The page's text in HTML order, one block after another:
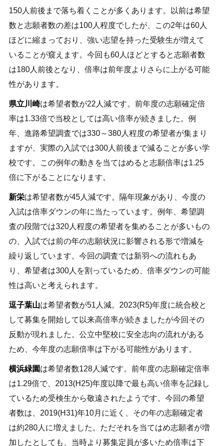
150人前後まで落ち着くことが多くあります。以前は希望
数と志願者数の差は100人程度でしたが、この2年は60人
ほどに縮まっており、強い志望を持った受験生が増えて
いることが窺えます。今回も60人ほどとすると志願者数
は180人前後となり、倍率は前年度よりさらに上がる可能
性があります。
県立川崎は希望者数が22人減です。前年度の志願確定倍
率は1.33倍で当校としては高い倍率が続きました。例
年、進路希望調査では330～380人程度の希望者が集まり
ますが、実際の入試では300人前後まで減ることが多い学
校です。この例年の動きを当てはめると志願倍率は1.25
倍に下がることになります。
新栄は希望者数が45人減です。隔年現象があり、今度の
入試は倍率ダウンの年に当たっています。例年、希望調
査の段階では320人程度の希望者を集めることが多いもの
の、入試では前の年の志願状況に影響される形で増減を
繰り返しています。今回の調査では新羽への流れもあ
り、希望者は300人を割っているため、倍率ダウンの可能
性は高いと考えられます。
逗子葉山は希望者数が51人減。2023(R5)年度に統合校と
して募集を開始して以来高倍率が続きましたが今回その
反動が現れました。公立中堅校に安全志向の流れがある
ため、今年度の志願倍率は下がる可能性があります。
横浜緑園は希望者数128人減です。前年度の志願確定倍率
は1.29倍で、2013(H25)年度以降で最も高い倍率を記録し
ているため受検生から敬遠されたようです。今回の希望
者数は、2019(H31)年10月に近く、その年の志願確定者
は約280人に増えました。ただそれを当てはめ志願者が増
加したとしても、当時より募集定員が多いため倍率は下